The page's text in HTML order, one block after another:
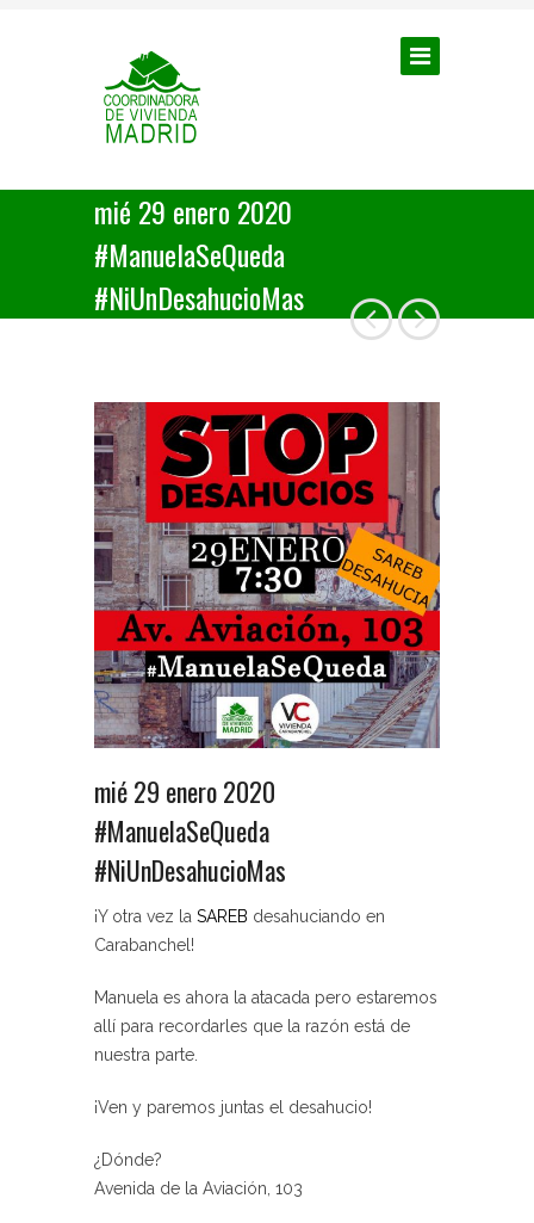
mié 29 enero 2020
#ManuelaSeQueda
#NiUnDesahucioMas
mié 29 enero 2020
#ManuelaSeQueda
#NiUnDesahucioMas
¡Y otra vez la SAREB desahuciando en
Carabanchel!
Manuela es ahora la atacada pero estaremos
allí para recordarles que la razón está de
nuestra parte.
¡Ven y paremos juntas el desahucio!
¿Dónde?
Avenida de la Aviación, 103